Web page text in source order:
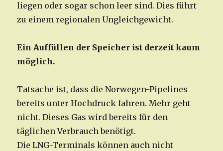
liegen oder sogar schon leer sind. Dies führt
zu einem regionalen Ungleichgewicht.
Ein Auffüllen der Speicher ist derzeit kaum
möglich.
Tatsache ist, dass die Norwegen-Pipelines
bereits unter Hochdruck fahren. Mehr geht
nicht. Dieses Gas wird bereits für den
täglichen Verbrauch benötigt.
Die LNG-Terminals können auch nicht